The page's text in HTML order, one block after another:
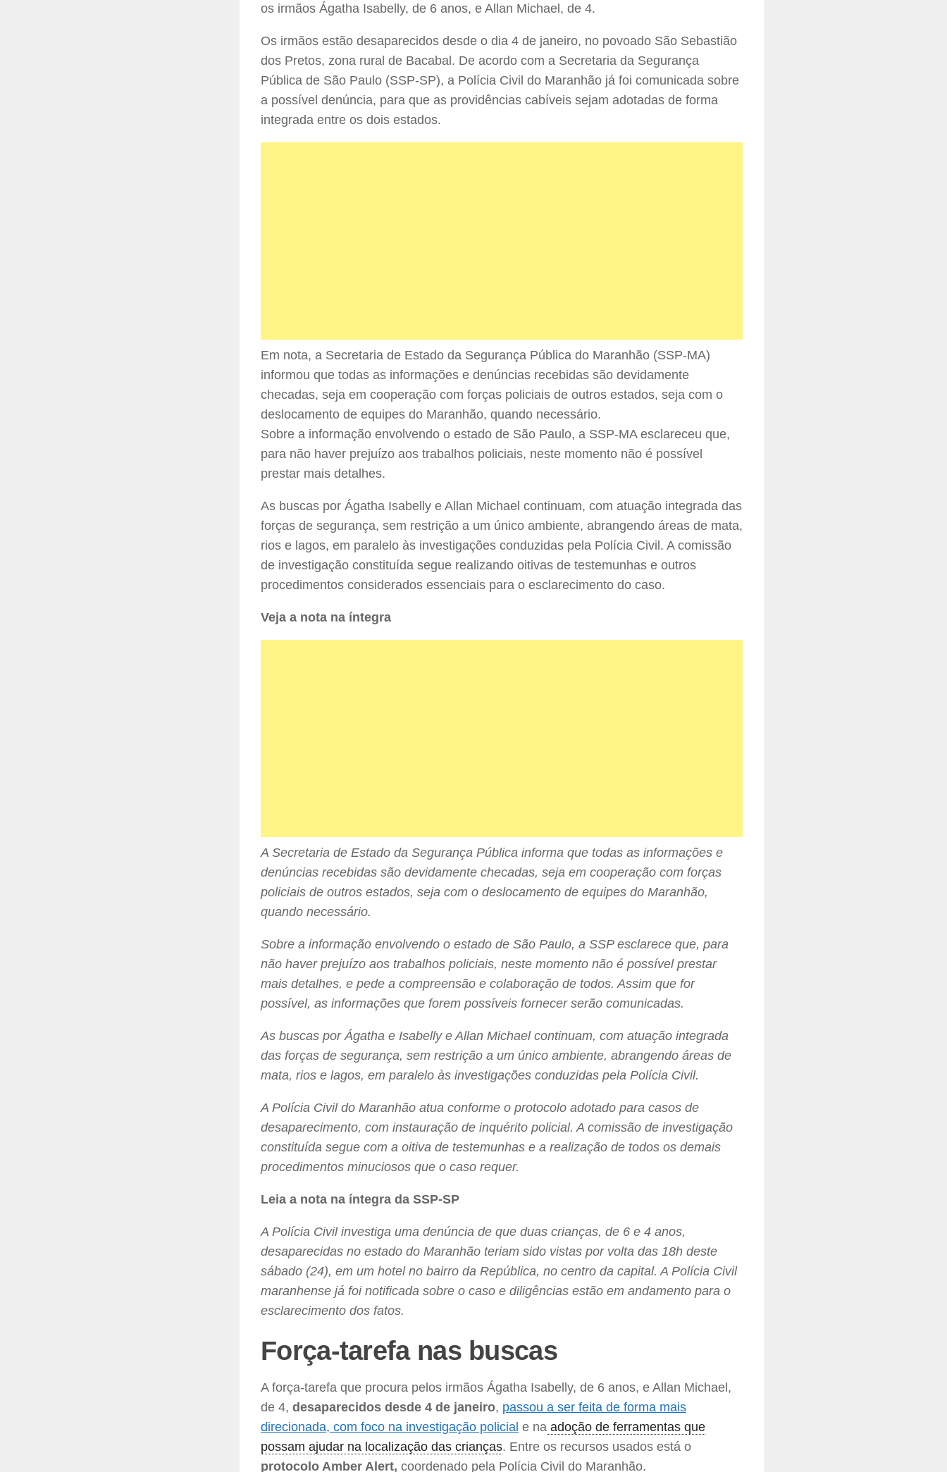
os irmãos Ágatha Isabelly, de 6 anos, e Allan Michael, de 4.
Os irmãos estão desaparecidos desde o dia 4 de janeiro, no povoado São Sebastião
dos Pretos, zona rural de Bacabal. De acordo com a Secretaria da Segurança
Pública de São Paulo (SSP-SP), a Polícia Civil do Maranhão já foi comunicada sobre
a possível denúncia, para que as providências cabíveis sejam adotadas de forma
integrada entre os dois estados.
Em nota, a Secretaria de Estado da Segurança Pública do Maranhão (SSP-MA)
informou que todas as informações e denúncias recebidas são devidamente
checadas, seja em cooperação com forças policiais de outros estados, seja com o
deslocamento de equipes do Maranhão, quando necessário.
Sobre a informação envolvendo o estado de São Paulo, a SSP-MA esclareceu que,
para não haver prejuízo aos trabalhos policiais, neste momento não é possível
prestar mais detalhes.
As buscas por Ágatha Isabelly e Allan Michael continuam, com atuação integrada das
forças de segurança, sem restrição a um único ambiente, abrangendo áreas de mata,
rios e lagos, em paralelo às investigações conduzidas pela Polícia Civil. A comissão
de investigação constituída segue realizando oitivas de testemunhas e outros
procedimentos considerados essenciais para o esclarecimento do caso.
Veja a nota na íntegra
A Secretaria de Estado da Segurança Pública informa que todas as informações e
denúncias recebidas são devidamente checadas, seja em cooperação com forças
policiais de outros estados, seja com o deslocamento de equipes do Maranhão,
quando necessário.
Sobre a informação envolvendo o estado de São Paulo, a SSP esclarece que, para
não haver prejuízo aos trabalhos policiais, neste momento não é possível prestar
mais detalhes, e pede a compreensão e colaboração de todos. Assim que for
possível, as informações que forem possíveis fornecer serão comunicadas.
As buscas por Ágatha e Isabelly e Allan Michael continuam, com atuação integrada
das forças de segurança, sem restrição a um único ambiente, abrangendo áreas de
mata, rios e lagos, em paralelo às investigações conduzidas pela Polícia Civil.
A Polícia Civil do Maranhão atua conforme o protocolo adotado para casos de
desaparecimento, com instauração de inquérito policial. A comissão de investigação
constituída segue com a oitiva de testemunhas e a realização de todos os demais
procedimentos minuciosos que o caso requer.
Leia a nota na íntegra da SSP-SP
A Polícia Civil investiga uma denúncia de que duas crianças, de 6 e 4 anos,
desaparecidas no estado do Maranhão teriam sido vistas por volta das 18h deste
sábado (24), em um hotel no bairro da República, no centro da capital. A Polícia Civil
maranhense já foi notificada sobre o caso e diligências estão em andamento para o
esclarecimento dos fatos.
Força-tarefa nas buscas
A força-tarefa que procura pelos irmãos Ágatha Isabelly, de 6 anos, e Allan Michael,
de 4, desaparecidos desde 4 de janeiro, passou a ser feita de forma mais
direcionada, com foco na investigação policial e na adoção de ferramentas que
possam ajudar na localização das crianças. Entre os recursos usados está o
protocolo Amber Alert, coordenado pela Polícia Civil do Maranhão.